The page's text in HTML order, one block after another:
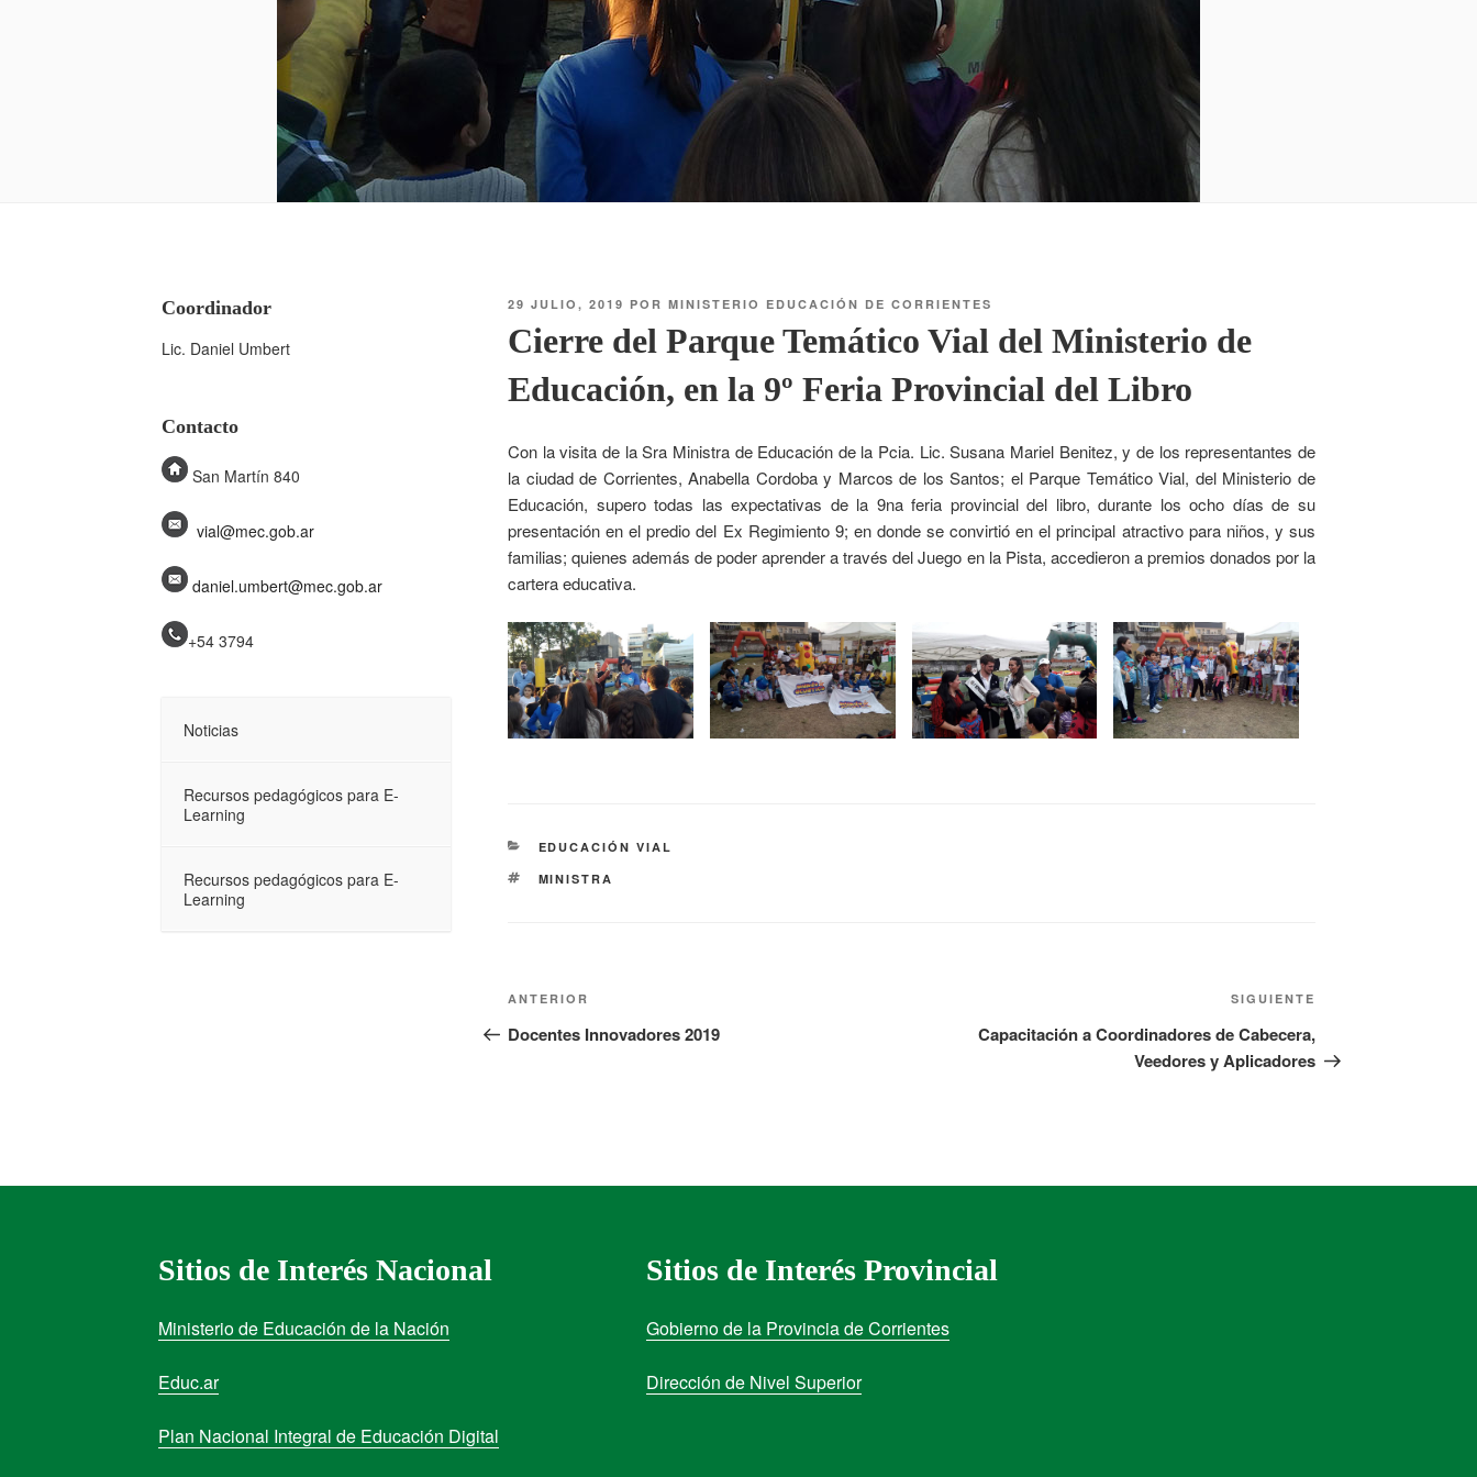
29 JULIO, 2019 POR MINISTERIO EDUCACIÓN DE CORRIENTES
Cierre del Parque Temático Vial del Ministerio de
Educación, en la 9º Feria Provincial del Libro
Con la visita de la Sra Ministra de Educación de la Pcia. Lic. Susana Mariel Benitez, y de los representantes de
la ciudad de Corrientes, Anabella Cordoba y Marcos de los Santos; el Parque Temático Vial, del Ministerio de
Educación, supero todas las expectativas de la 9na feria provincial del libro, durante los ocho días de su
presentación en el predio del Ex Regimiento 9; en donde se convirtió en el principal atractivo para niños, y sus
familias; quienes además de poder aprender a través del Juego en la Pista, accedieron a premios donados por la
cartera educativa.
EDUCACIÓN VIAL
MINISTRA
ANTERIOR
Docentes Innovadores 2019
SIGUIENTE
Capacitación a Coordinadores de Cabecera,
Veedores y Aplicadores
Coordinador
Lic. Daniel Umbert
Contacto
San Martín 840
vial@mec.gob.ar
daniel.umbert@mec.gob.ar
+54 3794
Noticias
Recursos pedagógicos para E-
Learning
Recursos pedagógicos para E-
Learning
Sitios de Interés Nacional
Ministerio de Educación de la Nación
Educ.ar
Plan Nacional Integral de Educación Digital
Sitios de Interés Provincial
Gobierno de la Provincia de Corrientes
Dirección de Nivel Superior